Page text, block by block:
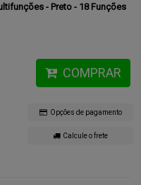
- Preto - 18 Funções
COMPRAR
Opções de pagamento
Calcule o frete